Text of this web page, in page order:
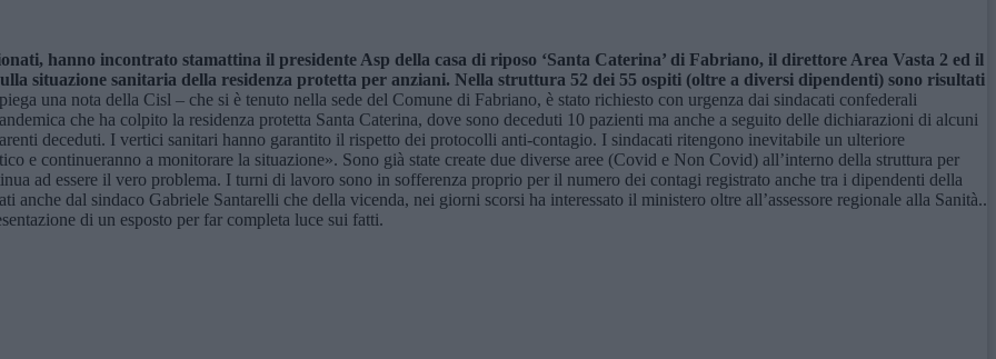
hanno incontrato stamattina il presidente Asp della casa di riposo ‘Santa Caterina’ di Fabriano, il direttore Area Vasta 2 ed il
situazione sanitaria della residenza protetta per anziani. Nella struttura 52 dei 55 ospiti (oltre a diversi dipendenti) sono risultati
una nota della Cisl – che si è tenuto nella sede del Comune di Fabriano, è stato richiesto con urgenza dai sindacati confederali
che ha colpito la residenza protetta Santa Caterina, dove sono deceduti 10 pazienti ma anche a seguito delle dichiarazioni di alcuni
deceduti. I vertici sanitari hanno garantito il rispetto dei protocolli anti-contagio. I sindacati ritengono inevitabile un ulteriore
e continueranno a monitorare la situazione». Sono già state create due diverse aree (Covid e Non Covid) all’interno della struttura per
ad essere il vero problema. I turni di lavoro sono in sofferenza proprio per il numero dei contagi registrato anche tra i dipendenti della
anche dal sindaco Gabriele Santarelli che della vicenda, nei giorni scorsi ha interessato il ministero oltre all’assessore regionale alla Sanità..
di un esposto per far completa luce sui fatti.